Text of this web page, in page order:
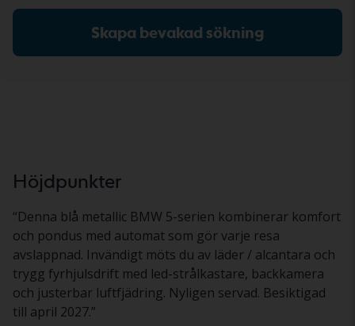
Skapa bevakad sökning
Höjdpunkter
“Denna blå metallic BMW 5-serien kombinerar komfort
och pondus med automat som gör varje resa
avslappnad. Invändigt möts du av läder / alcantara och
trygg fyrhjulsdrift med led-strålkastare, backkamera
och justerbar luftfjädring. Nyligen servad. Besiktigad
till april 2027.”